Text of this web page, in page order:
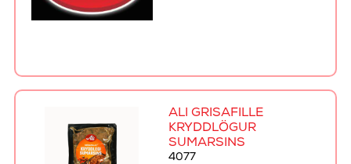
ALI GRÍSAFILLE
KRYDDLÖGUR
SUMARSINS
4077